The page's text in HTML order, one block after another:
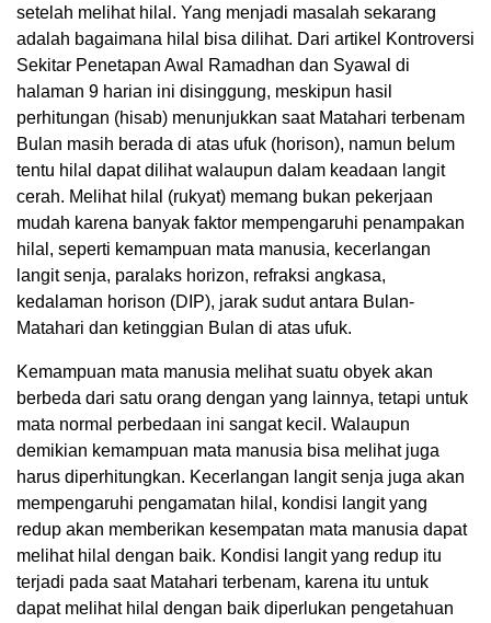
setelah melihat hilal. Yang menjadi masalah sekarang
adalah bagaimana hilal bisa dilihat. Dari artikel Kontroversi
Sekitar Penetapan Awal Ramadhan dan Syawal di
halaman 9 harian ini disinggung, meskipun hasil
perhitungan (hisab) menunjukkan saat Matahari terbenam
Bulan masih berada di atas ufuk (horison), namun belum
tentu hilal dapat dilihat walaupun dalam keadaan langit
cerah. Melihat hilal (rukyat) memang bukan pekerjaan
mudah karena banyak faktor mempengaruhi penampakan
hilal, seperti kemampuan mata manusia, kecerlangan
langit senja, paralaks horizon, refraksi angkasa,
kedalaman horison (DIP), jarak sudut antara Bulan-
Matahari dan ketinggian Bulan di atas ufuk.
Kemampuan mata manusia melihat suatu obyek akan
berbeda dari satu orang dengan yang lainnya, tetapi untuk
mata normal perbedaan ini sangat kecil. Walaupun
demikian kemampuan mata manusia bisa melihat juga
harus diperhitungkan. Kecerlangan langit senja juga akan
mempengaruhi pengamatan hilal, kondisi langit yang
redup akan memberikan kesempatan mata manusia dapat
melihat hilal dengan baik. Kondisi langit yang redup itu
terjadi pada saat Matahari terbenam, karena itu untuk
dapat melihat hilal dengan baik diperlukan pengetahuan